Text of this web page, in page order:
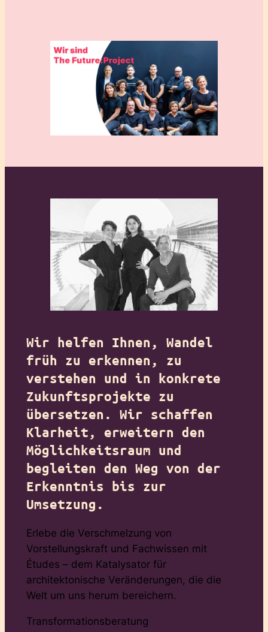
Wir helfen Ihnen, Wandel
früh zu erkennen, zu
verstehen und in konkrete
Zukunftsprojekte zu
übersetzen. Wir schaffen
Klarheit, erweitern den
Möglichkeitsraum und
begleiten den Weg von der
Erkenntnis bis zur
Umsetzung.
Erlebe die Verschmelzung von
Vorstellungskraft und Fachwissen mit
Études – dem Katalysator für
architektonische Veränderungen, die die
Welt um uns herum bereichern.
Transformationsberatung